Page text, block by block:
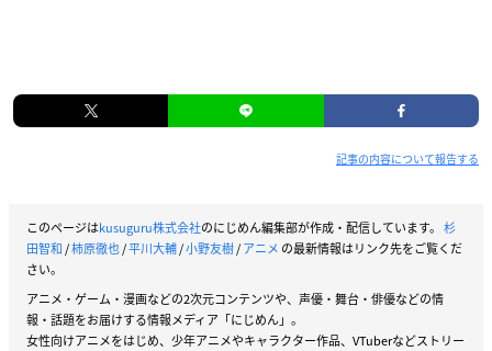
記事の内容について報告する
このページはkusuguru株式会社のにじめん編集部が作成・配信しています。 杉
田智和/柿原徹也/平川大輔/小野友樹/アニメ の最新情報はリンク先をご覧くだ
さい。
アニメ・ゲーム・漫画などの2次元コンテンツや、声優・舞台・俳優などの情
報・話題をお届けする情報メディア「にじめん」。
女性向けアニメをはじめ、少年アニメやキャラクター作品、VTuberなどストリー